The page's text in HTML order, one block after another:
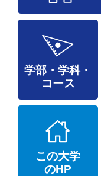
学部・学科・
コース
この大学
のHP